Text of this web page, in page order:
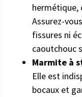
hermétique,
Assurez-
fissures ni
caoutchouc
Marmite à
Elle est
bocaux et